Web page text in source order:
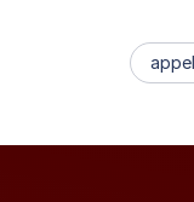
appel